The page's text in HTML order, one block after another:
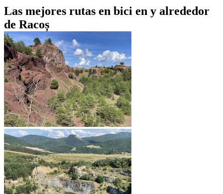
Las mejores rutas en bici en y alrededor
de Racoș